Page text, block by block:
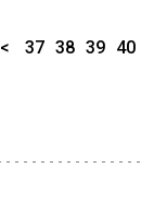
< 37 38 39 40